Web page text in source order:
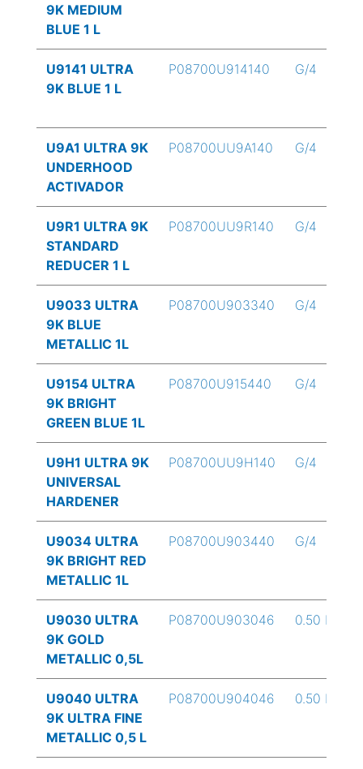
9K MEDIUM
BLUE 1 L
U9141 ULTRA
9K BLUE 1 L
P08700U914140 G/4
U9A1 ULTRA 9K
UNDERHOOD
ACTIVADOR
P08700UU9A140 G/4
U9R1 ULTRA 9K
STANDARD
REDUCER 1 L
P08700UU9R140 G/4
U9033 ULTRA
9K BLUE
METALLIC 1L
P08700U903340 G/4
U9154 ULTRA
9K BRIGHT
GREEN BLUE 1L
P08700U915440 G/4
U9H1 ULTRA 9K
UNIVERSAL
HARDENER
P08700UU9H140 G/4
U9034 ULTRA
9K BRIGHT RED
METALLIC 1L
P08700U903440 G/4
U9030 ULTRA
9K GOLD
METALLIC 0,5L
P08700U903046 0.50 L
U9040 ULTRA
9K ULTRA FINE
METALLIC 0,5 L
P08700U904046 0.50 L